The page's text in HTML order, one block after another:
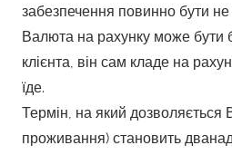
забезпечення повинно бути
Валюта на рахунку може бути
клієнта, він сам кладе на
їде.
Термін, на який
проживання) становить